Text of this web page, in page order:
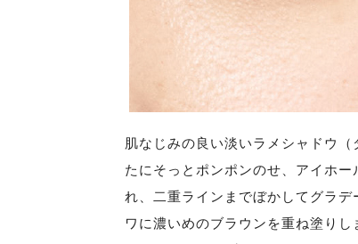
肌なじみの良い淡いラメシャドウ（
たにそっとポンポンのせ、アイホー
れ、二重ラインまでぼかしてグラ
ワに濃いめのブラウンを重ね塗りし